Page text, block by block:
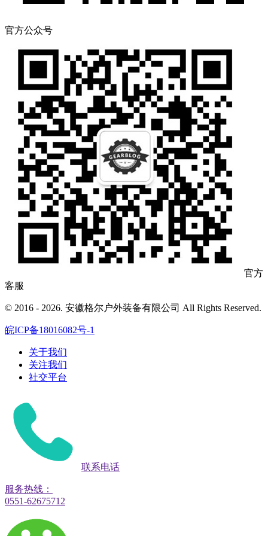
官方公众号
官方
客服
© 2016 - 2026. 安徽格尔户外装备有限公司 All Rights Reserved.
皖ICP备18016082号-1
关于我们
关注我们
社交平台
联系电话
服务热线：
0551-62675712